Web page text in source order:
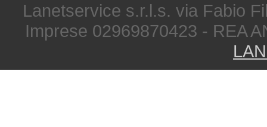
Lanetservice s.r.l.s. via Fabio
Imprese 02969870423 - REA